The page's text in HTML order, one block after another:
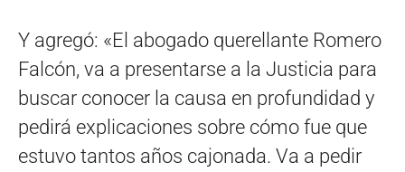
Y agregó: «El abogado querellante Romero
Falcón, va a presentarse a la Justicia para
buscar conocer la causa en profundidad y
pedirá explicaciones sobre cómo fue que
estuvo tantos años cajonada. Va a pedir